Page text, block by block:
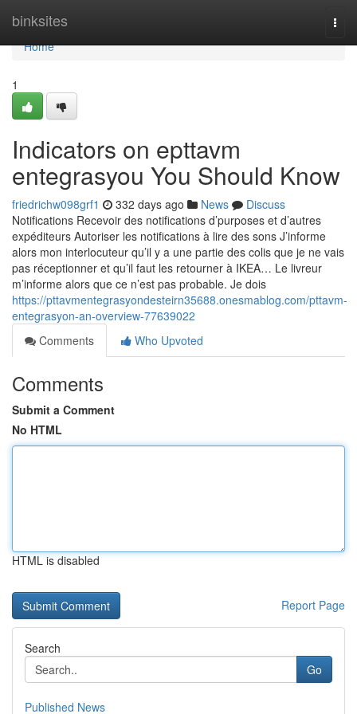
binksites
Home
Home
1
Indicators on epttavm
entegrasyou You Should Know
friedrichw098grf1 332 days ago News
Discuss
Notifications Recevoir des notifications d’purposes et d’autres
expéditeurs Autoriser les notifications à lire des sons J’informe
alors mon interlocuteur qu’il y a une partie des colis que je ne vais
pas réceptionner et qu’il faut les retourner à IKEA… Le livreur
m’informe alors que ce n’est pas probable. Je dois
https://pttavmentegrasyondesteirn35688.onesmablog.com/pttavm-
entegrasyon-an-overview-77639022
Comments
Who Upvoted
Comments
Submit a Comment
No HTML
HTML is disabled
Report Page
Search
Go
Published News